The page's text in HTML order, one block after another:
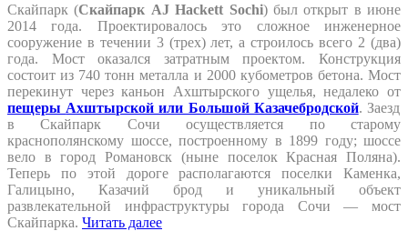
Скайпарк (Скайпарк AJ Hackett Sochi) был открыт в июне
2014 года. Проектировалось это сложное инженерное
сооружение в течении 3 (трех) лет, а строилось всего 2 (два)
года. Мост оказался затратным проектом. Конструкция
состоит из 740 тонн металла и 2000 кубометров бетона. Мост
перекинут через каньон Ахштырского ущелья, недалеко от
пещеры Ахштырской или Большой Казачебродской. Заезд
в Скайпарк Сочи осуществляется по старому
краснополянскому шоссе, построенному в 1899 году; шоссе
вело в город Романовск (ныне поселок Красная Поляна).
Теперь по этой дороге располагаются поселки Каменка,
Галицыно, Казачий брод и уникальный объект
развлекательной инфраструктуры города Сочи — мост
Скайпарка. Читать далее